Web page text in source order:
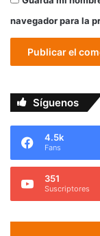
navegador para la
Síguenos
4.5k
Fans
351
Suscriptores